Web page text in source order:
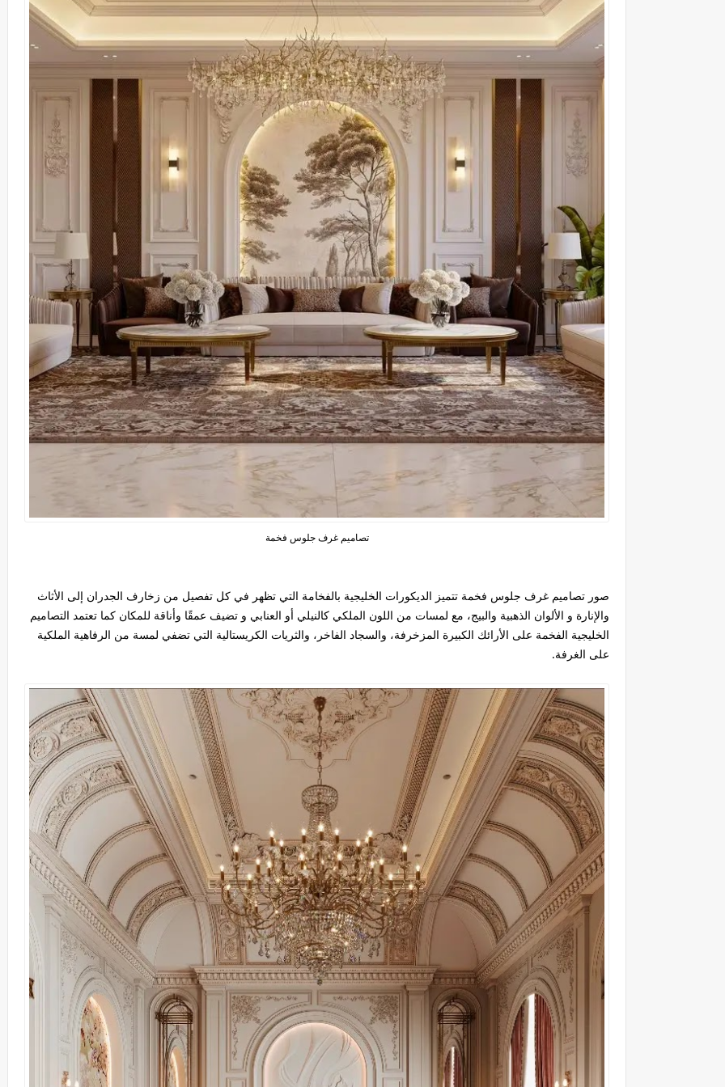
تصاميم غرف جلوس فخمة
صور تصاميم غرف جلوس فخمة تتميز الديكورات الخليجية بالفخامة التي تظهر في كل تفصيل من زخارف الجدران إلى الأثاث
والإنارة و الألوان الذهبية والبيج، مع لمسات من اللون الملكي كالنيلي أو العنابي و تضيف عمقًا وأناقة للمكان كما تعتمد التصاميم
الخليجية الفخمة على الأرائك الكبيرة المزخرفة، والسجاد الفاخر، والثريات الكريستالية التي تضفي لمسة من الرفاهية الملكية
على الغرفة.